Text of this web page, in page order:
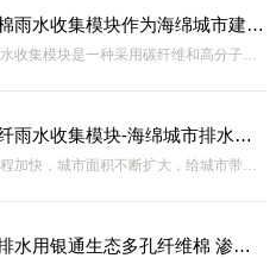
下城区多孔纤维棉雨水收集模块作为海绵城市建设中的一种创新材料
下城区多孔纤维棉雨水收集模块是一种采用碳纤维和高分子材料复合而成的新型材料。它拥有高度多孔的结构，能够有效吸收和储存雨水，同时利用其独特的导流设计，将雨水迅速排出，有效防止城市内涝的发生。此外，该材料还具有
下城区智能化碳纤雨水收集模块-海绵城市排水蓄水系统的优选项
下城区随着城市化进程加快，城市面积不断扩大，给城市带来的问题也随之增加。其中之一就是水资源的短缺。雨水收集是一种解决城市水资源短缺的有效途径。在雨水收集技术中，智能化碳纤雨水收集模块的出现，为解决城市水资源
下城区城市河道排水用银通生态多孔纤维棉 渗透性好重量轻